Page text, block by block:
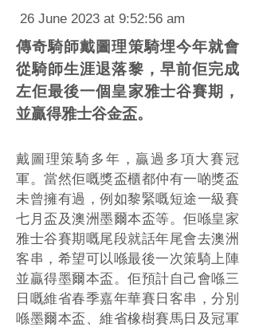
26 June 2023 at 9:52:56 am
傳奇騎師戴圖理策騎埋今年就會
從騎師生涯退落黎，早前佢完成
左佢最後一個皇家雅士谷賽期，
並贏得雅士谷金盃。
戴圖理策騎多年，贏過多項大賽冠
軍。當然佢嘅獎盃櫃都仲有一啲獎盃
未曾擁有過，例如黎緊嘅短途一級賽
七月盃及澳洲墨爾本盃等。佢喺皇家
雅士谷賽期嘅尾段就話年尾會去澳洲
客串，希望可以喺最後一次策騎上陣
並贏得墨爾本盃。佢預計自己會喺三
日嘅維省春季嘉年華賽日客串，分別
喺墨爾本盃、維省橡樹賽馬日及冠軍